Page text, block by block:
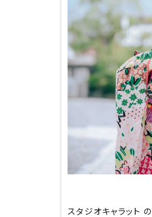
と思い即決‼️
⁡
スタジオキャラット の